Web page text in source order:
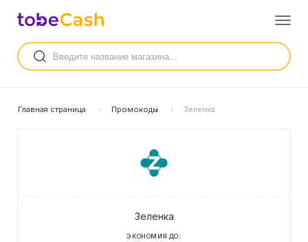
Главная страница Промокоды Зеленка
Зеленка
ЭКОНОМИЯ ДО: